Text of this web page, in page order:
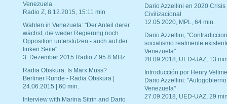
Venezuela
Radio Z, 8.12.2015, 15:11 min
Wahlen in Venezuela: "Der Anteil derer
wächst, die weder Regierung noch
Opposition unterstützen - auch auf der
linken Seite"
3. Dezember 2015 Radio Z 95.8 MHz
Radia Obskura: Is Marx Muss?
Berliner Runde - Radia Obskura |
24.06.2015 | 60 min.
Interview with Marina Sitrin and Dario
Dario Azzellini en 2020 Crisis
Civilizacional
12.05.2020, MPL, 64 min.
Dario Azzellini,
socialismo realmente
Venezuela"
28.09.2018, UED-UAZ, 13
Introducción por Henry
Dario Azzellini:
Venezuela"
27.09.2018, UED-UAZ, 29